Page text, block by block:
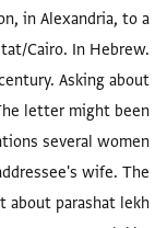
in Alexandria, to a
Cairo. In Hebrew.
Asking about
letter might been
several women
wife. The
about parashat lekh